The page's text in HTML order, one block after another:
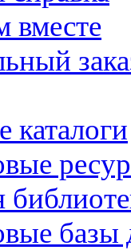
вместе
каталоги